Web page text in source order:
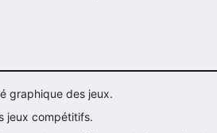
graphique des jeux.
jeux compétitifs.